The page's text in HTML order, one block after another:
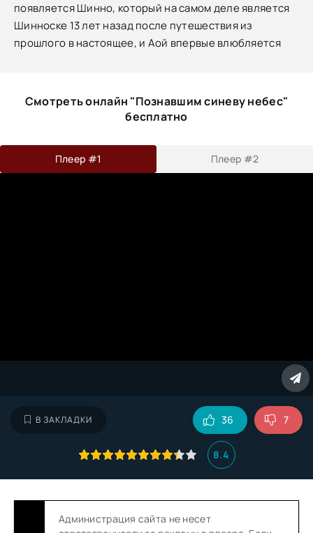
появляется Шинно, который на самом деле является
Шинноске 13 лет назад после путешествия из
прошлого в настоящее, и Аой впервые влюбляется
Смотреть онлайн "Познавшим синеву небес"
бесплатно
Плеер #1 Плеер #2
В ЗАКЛАДКИ
8.4
36 7
Администрация сайта не несет